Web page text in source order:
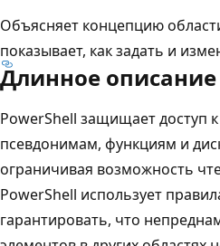
Объясняет концепцию
показывает, как задать и
Длинное описание
PowerShell защищает доступ
псевдонимам, функциям и
ограничивая возможность
PowerShell использует
гарантировать, что